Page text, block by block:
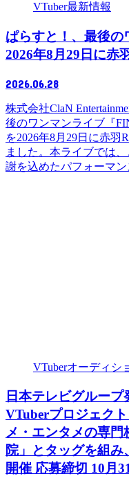
VTuber最新情報
ぱらすと！、最後の
2026年8月29日に赤
2026.06.28
株式会社ClaN
後のワンマンライブ『
を2026年8月29日に赤羽
ました。本ライブでは
謝を込めたパフォーマン
VTuberオーディシ
日本テレビグルー
VTuberプロジェク
メ・エンタメの専
院」とタッグを組
開催 応募締切 10月